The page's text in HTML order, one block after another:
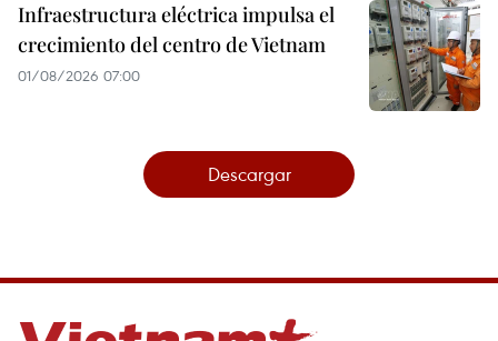
Infraestructura eléctrica impulsa el
crecimiento del centro de Vietnam
01/08/2026 07:00
Descargar